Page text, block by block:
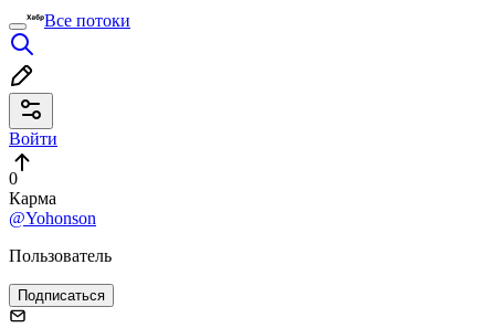
Все потоки
Войти
0
Карма
@Yohonson
Пользователь
Подписаться